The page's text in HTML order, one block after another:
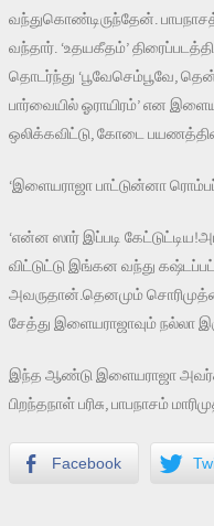
வந்துகொண்டிருந்தேன்.
வந்தார். ‘உதயகீதம்’
தொடர்ந்து ‘பூவேசெம்பூவே,
பார்வையில் ஓராயிரம்’ என
ஒலிக்கவிட்டு, கோடை
‘இளையராஜா பாட்டுன்னா ரொம்பப்
‘என்ன ஸார் இப்படி
விட்டுட்டு இங்கன வந்து
அவருதான்.தெனமும்
சேத்து இளையராஜாவும் நல்லா
இந்த ஆண்டு இளையராஜா
பிறந்தநாள் பரிசு, பாபநாசம்
Facebook